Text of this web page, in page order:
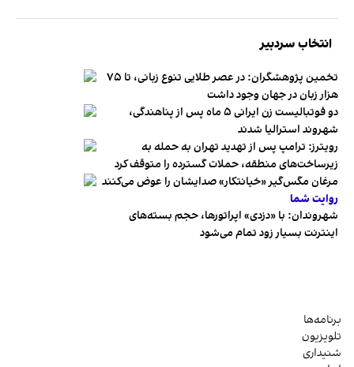
انتخاب سردبیر
تخمین پژوهشگران: در عصر طلایی تنوع زبانی، تا ۷۵
هزار زبان در جهان وجود داشت
دو فوتبالیست زن ایرانی ۵ ماه پس از پناهندگی،
شهروند استرالیا شدند
رویترز: ترامپ پس از تهدید تهران به حمله به
زیرساخت‌های منطقه، حملات گسترده را متوقف کرد
مرغان مگس‌گیر «خیانتکار» صدایشان را عوض می‌کنند
روایت شما
شهروندان:‌ با «دزدی» اپراتورها، حجم بسته‌های
اینترنت بسیار زود تمام می‌شود
برنامه‌ها
تلویزیون
شنیداری